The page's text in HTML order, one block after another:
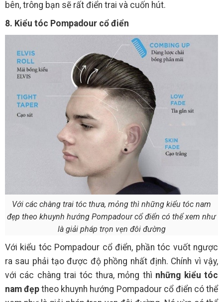
bên, trông bạn sẽ rất điển trai và cuốn hút.
8. Kiểu tóc Pompadour cổ điển
Với các chàng trai tóc thưa, mỏng thì những kiểu tóc nam
đẹp theo khuynh hướng Pompadour cổ điển có thể xem như
là giải pháp trọn vẹn đôi đường
Với kiểu tóc Pompadour cổ điển, phần tóc vuốt ngược
ra sau phải tạo được độ phồng nhất định. Chính vì vậy,
với các chàng trai tóc thưa, mỏng thì những kiểu tóc
nam đẹp theo khuynh hướng Pompadour cổ điển có thể